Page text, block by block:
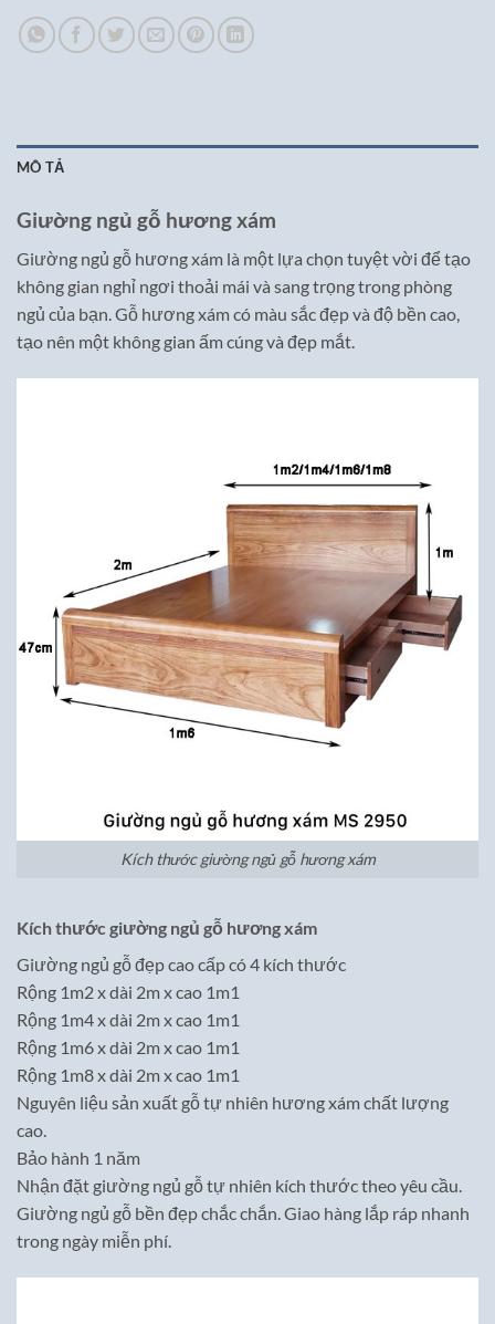
MÔ TẢ
Giường ngủ gỗ hương xám
Giường ngủ gỗ hương xám là một lựa chọn tuyệt vời để tạo
không gian nghỉ ngơi thoải mái và sang trọng trong phòng
ngủ của bạn. Gỗ hương xám có màu sắc đẹp và độ bền cao,
tạo nên một không gian ấm cúng và đẹp mắt.
Kích thước giường ngủ gỗ hương xám
Kích thước giường ngủ gỗ hương xám
Giường ngủ gỗ đẹp cao cấp có 4 kích thước
Rộng 1m2 x dài 2m x cao 1m1
Rộng 1m4 x dài 2m x cao 1m1
Rộng 1m6 x dài 2m x cao 1m1
Rộng 1m8 x dài 2m x cao 1m1
Nguyên liệu sản xuất gỗ tự nhiên hương xám chất lượng
cao.
Bảo hành 1 năm
Nhận đặt giường ngủ gỗ tự nhiên kích thước theo yêu cầu.
Giường ngủ gỗ bền đẹp chắc chắn. Giao hàng lắp ráp nhanh
trong ngày miễn phí.